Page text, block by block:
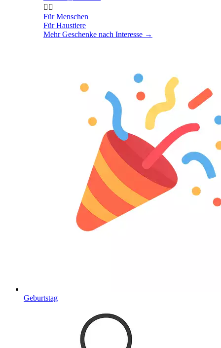
 
Für Menschen
Für Haustiere
Mehr Geschenke nach Interesse →
Geburtstag